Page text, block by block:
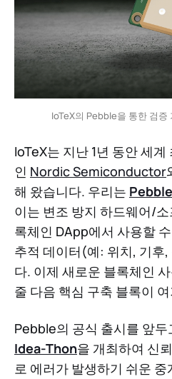
IoTeX의 Pebble을 통한 검증
IoTeX는 지난 1년 동안 세
인 Nordic Semiconductor
해 왔습니다. 우리는 Pebble
이는 변조 방지 하드웨어/
록체인 DApp에서 사용할
추적 데이터(예: 위치, 기후
다. 이제 새로운 블록체인
줄 다음 핵심 구축 블록이
Pebble의 공식 출시를 앞두
Idea-Thon을 개최하여 신
로 에러가 발생하기 쉬운